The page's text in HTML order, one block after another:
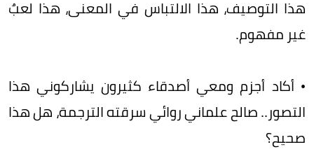
هذا التوصيف، هذا الالتباس في المعنى، هذا لعبٌ
غير مفهوم.
• أكاد أجزم ومعي أصدقاء كثيرون يشاركوني هذا
التصور.. صالح علماني روائي سرقته الترجمة، هل هذا
صحيح؟